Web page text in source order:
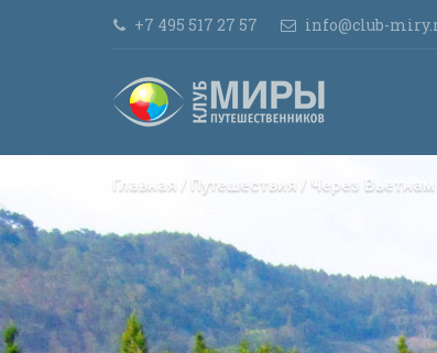
+7 495 517 27 57 info@club-
Главная Путешествия Через